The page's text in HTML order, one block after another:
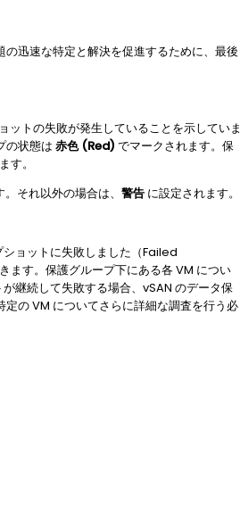
迅速な特定と解決を促進するために、最後
ットの失敗が発生していることを示していま
の状態は 赤色 (Red) でマークされます。保
す。
それ以外の場合は、 警告 に設定されます。
ョットに失敗しました（Failed
す。保護グループ下にある各 VM につい
継続して失敗する場合、vSAN のデータ保
の VM についてさらに詳細な調査を行う必